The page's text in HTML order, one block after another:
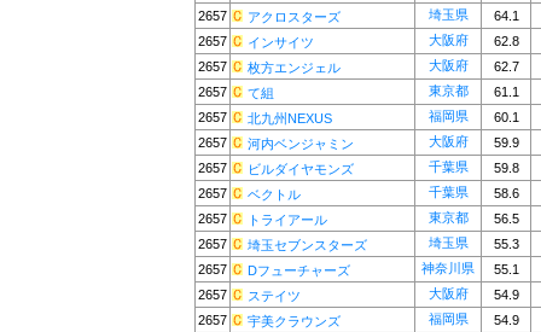
2657
アクロスターズ 埼玉県
64.1
2657
インサイツ 大阪府
62.8
2657
枚方エンジェル 大阪府
62.7
2657
て組 東京都
61.1
2657
北九州NEXUS 福岡県
60.1
2657
河内ベンジャミン 大阪府
59.9
2657
ビルダイヤモンズ 千葉県
59.8
2657
ベクトル 千葉県
58.6
2657
トライアール 東京都
56.5
2657
埼玉セブンスターズ 埼玉県
55.3
2657
Dフューチャーズ 神奈川県
55.1
2657
ステイツ 大阪府
54.9
2657
宇美クラウンズ 福岡県
54.9